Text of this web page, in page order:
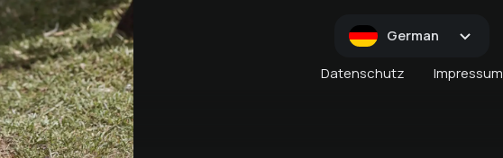
German
Datenschutz
Impressum